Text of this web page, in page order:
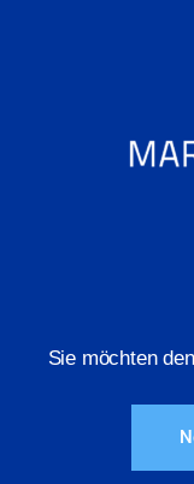
Sie möchten